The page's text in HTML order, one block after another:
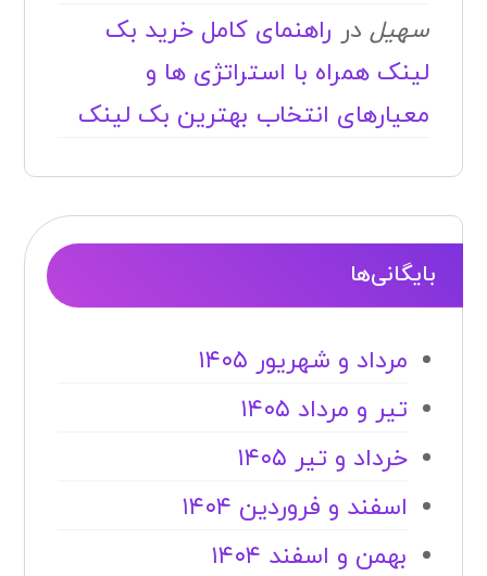
سهیل در راهنمای کامل خرید بک
لینک همراه با استراتژی ها و
معیارهای انتخاب بهترین بک لینک
بایگانی‌ها
مرداد و شهریور ۱۴۰۵
تیر و مرداد ۱۴۰۵
خرداد و تیر ۱۴۰۵
اسفند و فروردین ۱۴۰۴
بهمن و اسفند ۱۴۰۴